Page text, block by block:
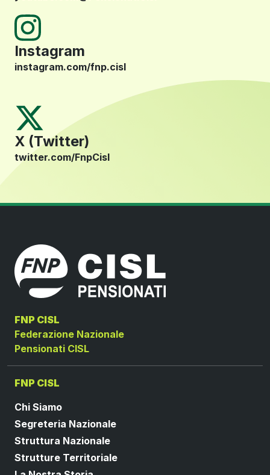
Instagram
instagram.com/fnp.cisl
X (Twitter)
twitter.com/FnpCisl
FNP CISL
Federazione Nazionale
Pensionati CISL
FNP CISL
Chi Siamo
Segreteria Nazionale
Struttura Nazionale
Strutture Territoriale